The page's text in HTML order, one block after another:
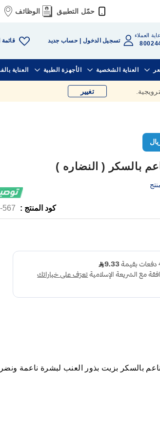
حمّل التطبيق الوظائف
العملاء
تسجيل الدخول حساب جديد قائمة
العناية الشخصية الأجهزة الطبية العناية
تغيير
بالسكر ( النضاره )
كود المنتج : 567
بالسكر بزيت بذور العنب لبشرة ناعمة ونضرة -